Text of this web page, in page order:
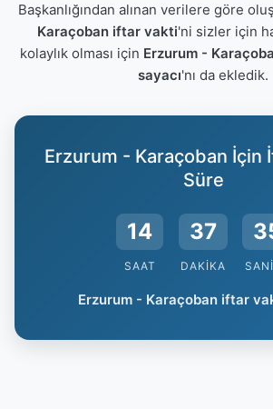
Başkanlığından alınan verilere göre
Karaçoban iftar vakti'ni sizler için
kolaylık olması için Erzurum -
sayacı'nı da ekledik.
Erzurum - Karaçoban İçin
Süre
14
SAAT
37
DAKIKA
Erzurum - Karaçoban iftar